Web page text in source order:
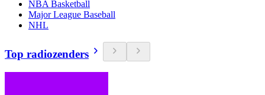
NBA Basketball
Major League Baseball
NHL
Top radiozenders